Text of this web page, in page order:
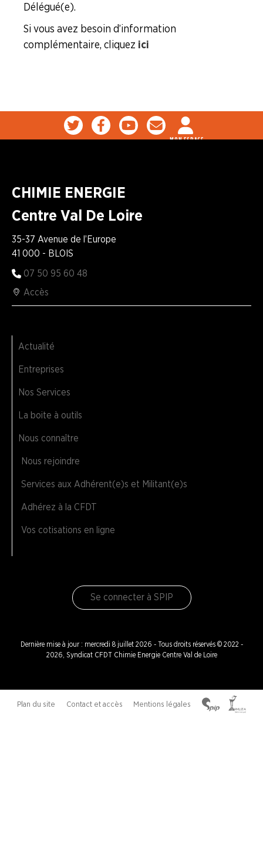
Délégué(e).
Si vous avez besoin d’information
complémentaire, cliquez ici
MON ESPACE
CHIMIE ENERGIE
Centre Val De Loire
35-37 Avenue de l’Europe
41 000 - BLOIS
07 50 95 60 48
Accès
Actualité
Entreprises
Nos Services
La boite à outils
Nous connaître
Nous rejoindre
Services aux Adhérent(e)s et Militant(e)s
Adhérez à la CFDT
Vos cotisations en ligne
Se connecter à SPIP
Dernière mise à jour : mercredi 8 juillet 2026 - Tous droits réservés © 2022 -
2026, Syndicat CFDT Chimie Energie Centre Val de Loire
Plan du site Contact et accès Mentions légales